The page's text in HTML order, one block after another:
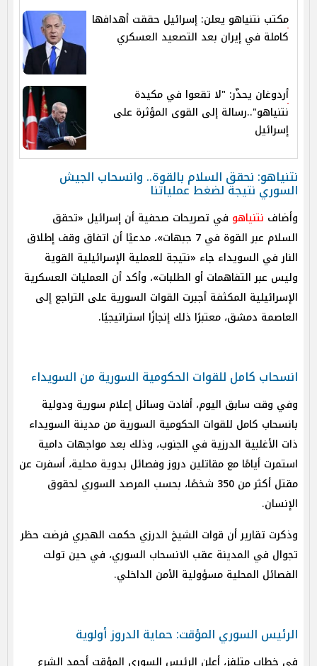
مكتب نتنياهو يعلن: إسرائيل حققت أهدافها
كاملة في إيران بعد التصعيد العسكري
أردوغان يحذّر: "لا تقعوا في مكيدة
نتنياهو"..رسالة إلى القوى المؤثرة على
إسرائيل
نتنياهو: نحقق السلام بالقوة.. وانسحاب الجيش
السوري نتيجة لضغط عملياتنا
وأضاف نتنياهو في تصريحات صحفية أن إسرائيل «تحقق
السلام عبر القوة في 7 جبهات»، مدعيًا أن اتفاق وقف إطلاق
النار في السويداء جاء «نتيجة للعملية الإسرائيلية القوية
وليس عبر التفاهمات أو الطلبات»، وأكد أن العمليات العسكرية
الإسرائيلية المكثفة أجبرت القوات السورية على التراجع إلى
العاصمة دمشق، معتبرًا ذلك إنجازًا استراتيجيًا.
انسحاب كامل للقوات الحكومية السورية من السويداء
وفي وقت سابق اليوم، أفادت وسائل إعلام سورية ودولية
بانسحاب كامل للقوات الحكومية السورية من مدينة السويداء
ذات الأغلبية الدرزية في الجنوب، وذلك بعد مواجهات دامية
استمرت أيامًا مع مقاتلين دروز وفصائل بدوية محلية، أسفرت عن
مقتل أكثر من 350 شخصًا، بحسب المرصد السوري لحقوق
الإنسان.
وذكرت تقارير أن قوات الشيخ الدرزي حكمت الهجري فرضت حظر
تجوال في المدينة عقب الانسحاب السوري، في حين تولت
الفصائل المحلية مسؤولية الأمن الداخلي.
الرئيس السوري المؤقت: حماية الدروز أولوية
في خطاب متلفز، أعلن الرئيس السوري المؤقت أحمد الشرع